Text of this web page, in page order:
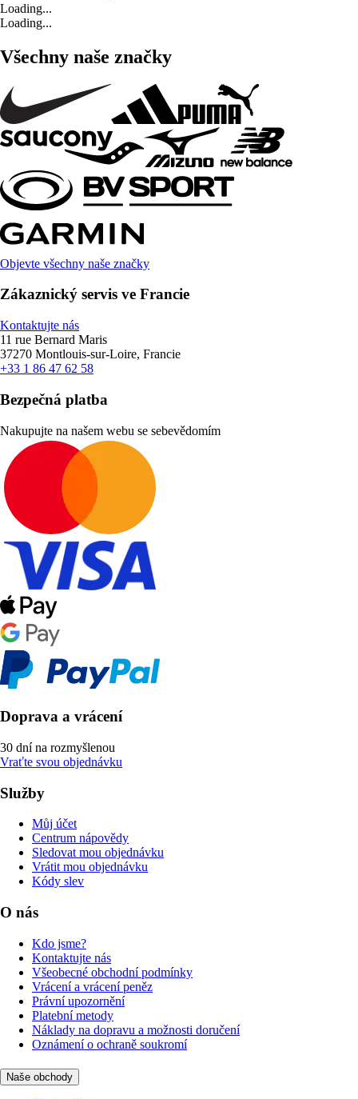
Loading...
Loading...
Všechny naše značky
Objevte všechny naše značky
Zákaznický servis ve Francie
Kontaktujte nás
11 rue Bernard Maris
37270 Montlouis-sur-Loire, Francie
+33 1 86 47 62 58
Bezpečná platba
Nakupujte na našem webu se sebevědomím
Doprava a vrácení
30 dní na rozmyšlenou
Vraťte svou objednávku
Služby
Můj účet
Centrum nápovědy
Sledovat mou objednávku
Vrátit mou objednávku
Kódy slev
O nás
Kdo jsme?
Kontaktujte nás
Všeobecné obchodní podmínky
Vrácení a vrácení peněz
Právní upozornění
Platební metody
Náklady na dopravu a možnosti doručení
Oznámení o ochraně soukromí
Naše obchody